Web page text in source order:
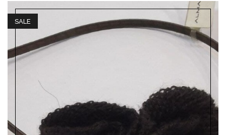
SALE